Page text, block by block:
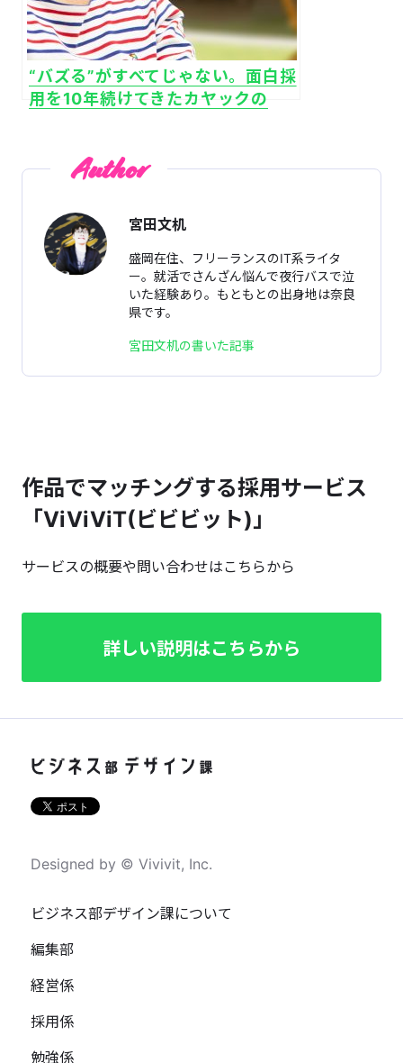
“バズる”がすべてじゃない。面白採
用を10年続けてきたカヤックの
Author
宮田文机
盛岡在住、フリーランスのIT系ライタ
ー。就活でさんざん悩んで夜行バスで泣
いた経験あり。もともとの出身地は奈良
県です。
宮田文机の書いた記事
作品でマッチングする採用サービス
「ViViViT(ビビビット)」
サービスの概要や問い合わせはこちらから
詳しい説明はこちらから
Designed by © Vivivit, Inc.
ビジネス部デザイン課について
編集部
経営係
採用係
勉強係